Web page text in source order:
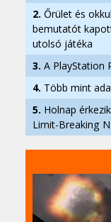
2. Őrület és
bemutatót
utolsó játéka
3. A PlayStation
4. Több mint
5. Holnap
Limit-Breaking